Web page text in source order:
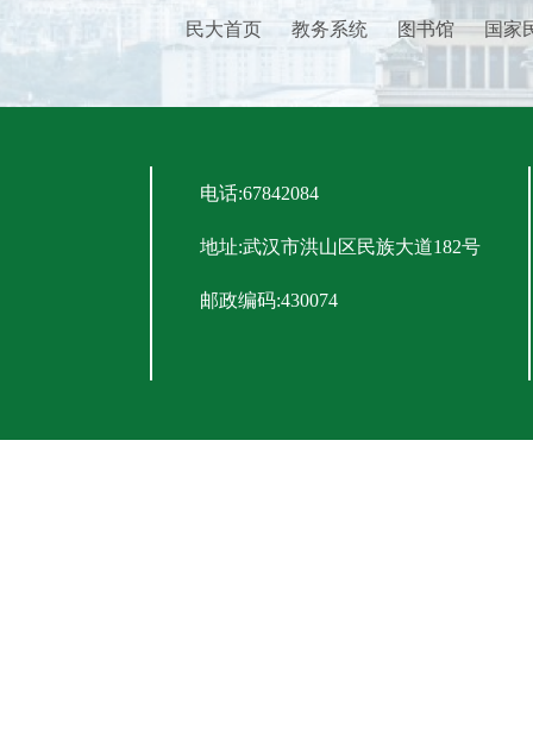
民大首页 教务系统 图书馆 国家
电话:67842084
地址:武汉市洪山区民族大道182号
邮政编码:430074